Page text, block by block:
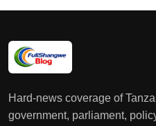
Hard-news coverage of
government, parliament,